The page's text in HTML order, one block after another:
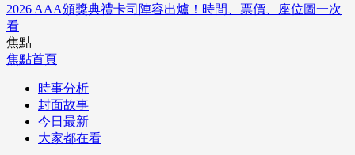
2026 AAA頒獎典禮卡司陣容出爐！時間、票價、座位圖一次
看
焦點
焦點首頁
時事分析
封面故事
今日最新
大家都在看